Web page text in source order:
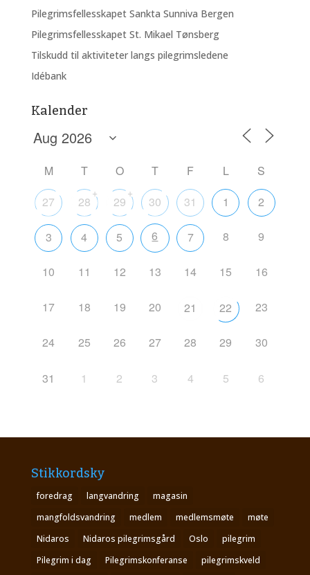
Pilegrimsfellesskapet Sankta Sunniva Bergen
Pilegrimsfellesskapet St. Mikael Tønsberg
Tilskudd til aktiviteter langs pilegrimsledene
Idébank
Kalender
M T O T F L
S
27
28
+
29
+
30 31 1 2
3 4 5 6 7 8 9
10 11 12 13 14 15 16
17 18 19 20 21 22 23
24 25 26 27 28 29 30
31 1 2 3 4 5 6
Stikkordsky
foredrag langvandring
magasin
mangfoldsvandring
medlem medlemsmøte
møte
Nidaros
Nidaros pilegrimsgård Oslo
pilegrim
Pilegrim i dag
Pilegrimskonferanse
pilegrimskveld